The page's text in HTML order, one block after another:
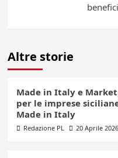
Altre storie
Made in Italy e
per le imprese
Made in Italy
Redazione PL 20 Aprile 2026